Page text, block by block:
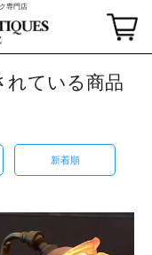
専門店
れている商品
新着順